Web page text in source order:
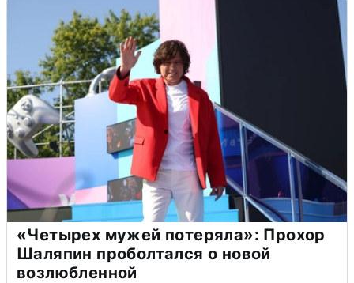
«Четырех мужей потеряла»: Прохор
Шаляпин проболтался о новой
возлюбленной